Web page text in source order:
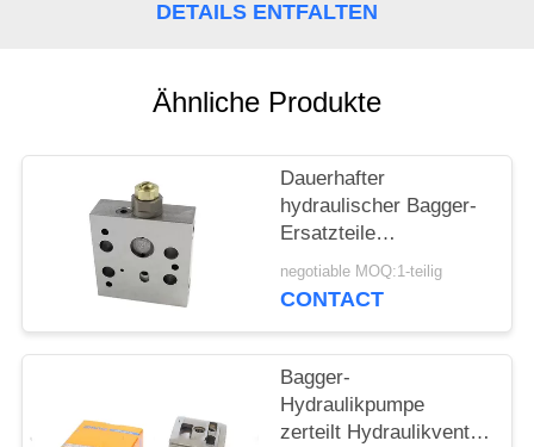
DETAILS ENTFALTEN
Ähnliche Produkte
Dauerhafter
hydraulischer Bagger-
Ersatzteile
Ablassventil-
KOMATSU PC200-6
negotiable MOQ:1-teilig
CONTACT
Bagger-
Hydraulikpumpe
zerteilt Hydraulikventil-